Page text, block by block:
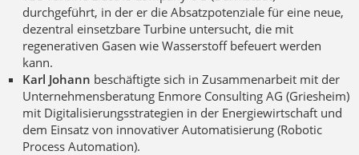
durchgeführt, in der er die Absatzpotenziale für eine neue,
dezentral einsetzbare Turbine untersucht, die mit
regenerativen Gasen wie Wasserstoff befeuert werden
kann.
Karl Johann beschäftigte sich in Zusammenarbeit mit der
Unternehmensberatung Enmore Consulting AG (Griesheim)
mit Digitalisierungsstrategien in der Energiewirtschaft und
dem Einsatz von innovativer Automatisierung (Robotic
Process Automation).